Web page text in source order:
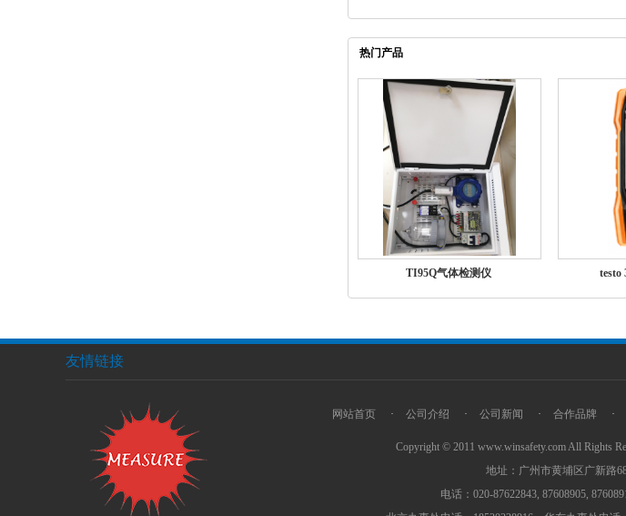
热门产品
TI95Q气体检测仪 testo
友情链接
网站首页 · 公司介绍 · 公司新闻 · 合作品牌 ·
Copyright © 2011 www.winsafety.comAll Rights
地址：广州市黄埔区广新路
电话：020-87622843, 87608905,